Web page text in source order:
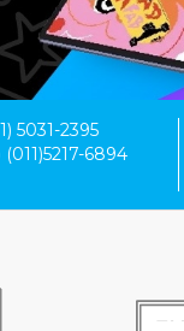
5031-2395
6894